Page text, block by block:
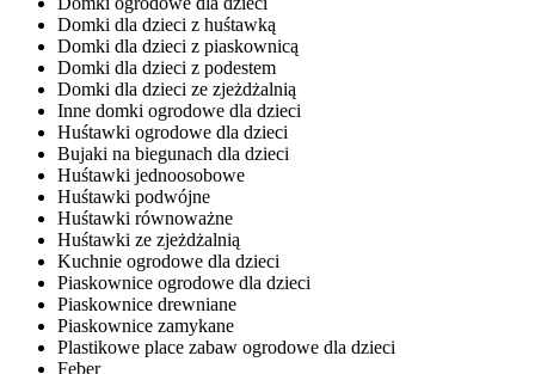
Domki dla dzieci z huśtawką
Domki dla dzieci z piaskownicą
Domki dla dzieci z podestem
Domki dla dzieci ze zjeżdżalnią
Inne domki ogrodowe dla dzieci
Huśtawki ogrodowe dla dzieci
Bujaki na biegunach dla dzieci
Huśtawki jednoosobowe
Huśtawki podwójne
Huśtawki równoważne
Huśtawki ze zjeżdżalnią
Kuchnie ogrodowe dla dzieci
Piaskownice ogrodowe dla dzieci
Piaskownice drewniane
Piaskownice zamykane
Plastikowe place zabaw ogrodowe dla dzieci
Feber